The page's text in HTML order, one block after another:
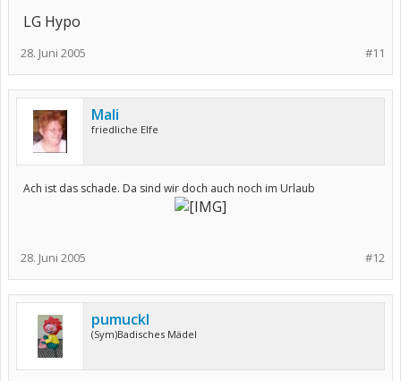
LG Hypo
#11
28. Juni 2005
Mali
friedliche Elfe
Ach ist das schade. Da sind wir doch auch noch im Urlaub
#12
28. Juni 2005
pumuckl
(Sym)Badisches Mädel